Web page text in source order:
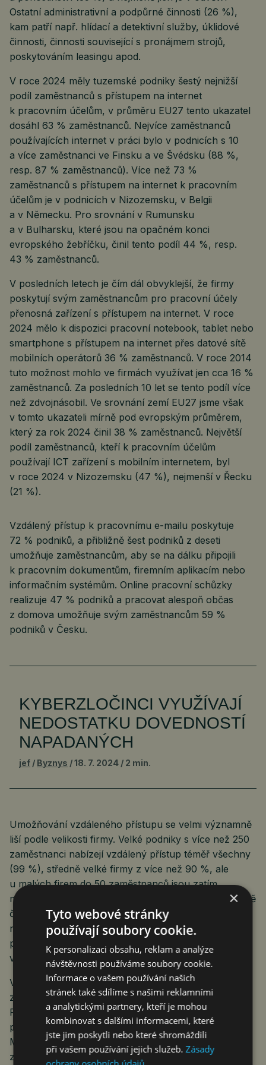
Ostatní administrativní a podpůrné činnosti (26 %),
kam patří např. hlídací a detektivní služby, úklidové
činnosti, činnosti související s pronájmem strojů,
poskytováním leasingu apod.
V roce 2024 měly tuzemské podniky šestý nejnižší
podíl zaměstnanců s přístupem na internet
k pracovním účelům, v průměru EU27 tento ukazatel
dosáhl 63 % zaměstnanců. Nejvíce zaměstnanců
používajících internet v práci bylo v podnicích s 10
a více zaměstnanci ve Finsku a ve Švédsku (88 %,
resp. 87 % zaměstnanců). Více než 73 %
zaměstnanců s přístupem na internet k pracovním
účelům je v podnicích v Nizozemsku, v Belgii
a v Německu. Pro srovnání v Rumunsku
a v Bulharsku, které jsou na opačném konci
evropského žebříčku, činil tento podíl 44 %, resp.
43 % zaměstnanců.
V posledních letech je čím dál obvyklejší, že firmy
poskytují svým zaměstnancům pro pracovní účely
přenosná zařízení s přístupem na internet. V roce
2024 mělo k dispozici pracovní notebook, tablet nebo
smartphone s přístupem na internet přes datové sítě
mobilních operátorů 36 % zaměstnanců. V roce 2014
tuto možnost mohlo ve firmách využívat jen cca 16 %
zaměstnanců. Za posledních 10 let se tento podíl více
než zdvojnásobil. Ve srovnání zemí EU27 jsme však
v tomto ukazateli mírně pod evropským průměrem,
který za rok 2024 činil 38 % zaměstnanců. Největší
podíl zaměstnanců, kteří k pracovním účelům
používají ICT zařízení s mobilním internetem, byl
v roce 2024 v Nizozemsku (47 %), nejmenší v Řecku
(21 %).
Vzdálený přístup k pracovnímu e-mailu poskytuje
72 % podniků, a přibližně šest podniků z deseti
umožňuje zaměstnancům, aby se na dálku připojili
k pracovním dokumentům, firemním aplikacím nebo
informačním systémům. Online pracovní schůzky
realizuje 47 % podniků a pracovat alespoň občas
z domova umožňuje svým zaměstnancům 59 %
podniků v Česku.
KYBERZLOČINCI VYUŽÍVAJÍ
NEDOSTATKU DOVEDNOSTÍ
NAPADANÝCH
jef Byznys 18. 7. 2024 2 min.
Umožňování vzdáleného přístupu se velmi významně
liší podle velikosti firmy. Velké podniky s více než 250
zaměstnanci nabízejí vzdálený přístup téměř všechny
(99 %), středně velké firmy z více než 90 %, ale
u malých firem do 50 zaměstnanců jsou zatím
možnosti vzdáleného přístupu pro zaměstnance méně
časté. Konkrétně vzdálený přístup k dokumentům
nebo k aplikacím umožňovala v roce 2024 přibližně
polovina malých firem a 67 % jich nabízelo možnost
vzdáleně používat pracovní e-mail.
Vzdálený přístup přes internet poskytovalo svým
zaměstnancům v rámci EU27 nejvíce podniků ve
Finsku (98 % podniků) a dále pak více než 90 %
podniků v Belgii, Chorvatsku, Francii, Estonsku, na
Maltě, v Dánsku a ve Švédsku. Nejméně často nabízí
zaměstnancům připojit se vzdáleně k e-mailu,
×
Tyto webové stránky
používají soubory cookie.
K personalizaci obsahu, reklam a analýze
návštěvnosti používáme soubory cookie.
Informace o vašem používání našich
stránek také sdílíme s našimi reklamními
a analytickými partnery, kteří je mohou
kombinovat s dalšími informacemi, které
jste jim poskytli nebo které shromáždili
při vašem používání jejich služeb.Zásady